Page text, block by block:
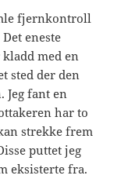
fjernkontroll
eneste
med en
sted der den
fant en
har to
strekke frem
puttet jeg
eksisterte fra.